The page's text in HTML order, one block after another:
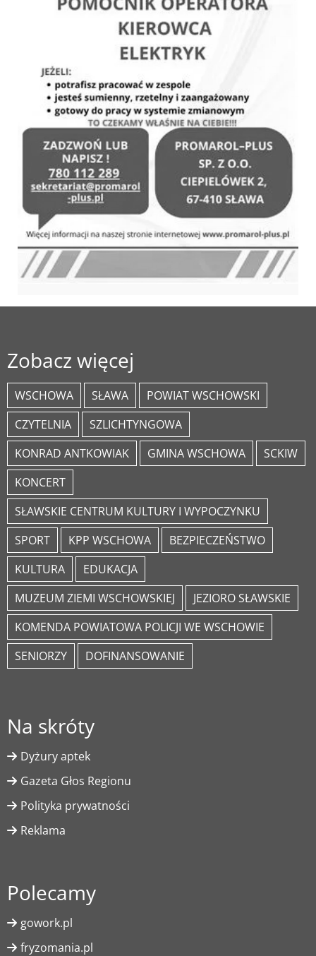
Zobacz więcej
WSCHOWA SŁAWA
POWIAT WSCHOWSKI
CZYTELNIA
SZLICHTYNGOWA
KONRAD ANTKOWIAK
GMINA WSCHOWA
SCKIW
KONCERT
SŁAWSKIE CENTRUM KULTURY I WYPOCZYNKU
SPORT
KPP WSCHOWA
BEZPIECZEŃSTWO
KULTURA
EDUKACJA
MUZEUM ZIEMI WSCHOWSKIEJ
JEZIORO SŁAWSKIE
KOMENDA POWIATOWA POLICJI WE WSCHOWIE
SENIORZY
DOFINANSOWANIE
Na skróty
Dyżury aptek
Gazeta Głos Regionu
Polityka prywatności
Reklama
Polecamy
gowork.pl
fryzomania.pl